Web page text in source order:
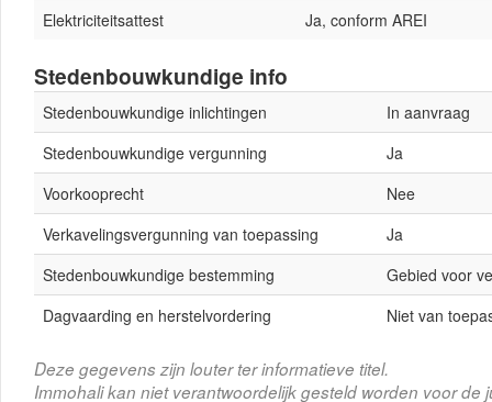
Elektriciteitsattest
Ja, conform AREI
Stedenbouwkundige info
Stedenbouwkundige inlichtingen
In aanvraag
Stedenbouwkundige vergunning
Ja
Voorkooprecht
Nee
Verkavelingsvergunning van toepassing
Ja
Stedenbouwkundige bestemming
Gebied voor
Dagvaarding en herstelvordering
Niet van
Deze gegevens zijn louter ter informatieve titel.
Immohali kan niet verantwoordelijk gesteld worden voor de